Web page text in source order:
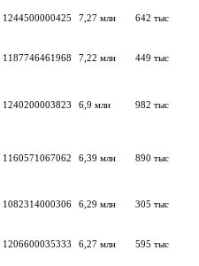
1244500000425 7,27 млн 642 тыс
1187746461968 7,22 млн 449 тыс
1240200003823 6,9 млн 982 тыс
1160571067062 6,39 млн 890 тыс
1082314000306 6,29 млн 305 тыс
1206600035333 6,27 млн 595 тыс